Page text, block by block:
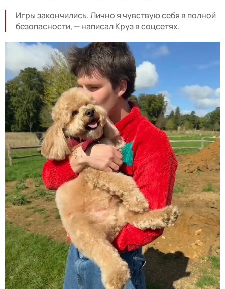
Игры закончились. Лично я чувствую себя в полной
безопасности, — написал Круз в соцсетях.